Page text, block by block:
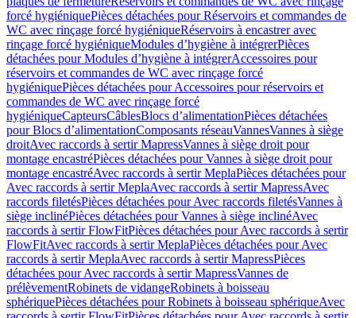
forcé hygiéniquePièces détachées pour Réservoirs et commandes de
WC avec rinçage forcé hygiéniqueRéservoirs à encastrer avec
rinçage forcé hygiéniqueModules d’hygiène à intégrerPièces
détachées pour Modules d’hygiène à intégrerAccessoires pour
réservoirs et commandes de WC avec rinçage forcé
hygiéniquePièces détachées pour Accessoires pour réservoirs et
commandes de WC avec rinçage forcé
hygiéniqueCapteursCâblesBlocs d’alimentationPièces détachées
pour Blocs d’alimentationComposants réseauVannesVannes à siège
droitAvec raccords à sertir MapressVannes à siège droit pour
montage encastréPièces détachées pour Vannes à siège droit pour
montage encastréAvec raccords à sertir MeplaPièces détachées pour
Avec raccords à sertir MeplaAvec raccords à sertir MapressAvec
raccords filetésPièces détachées pour Avec raccords filetésVannes à
siège inclinéPièces détachées pour Vannes à siège inclinéAvec
raccords à sertir FlowFitPièces détachées pour Avec raccords à sertir
FlowFitAvec raccords à sertir MeplaPièces détachées pour Avec
raccords à sertir MeplaAvec raccords à sertir MapressPièces
détachées pour Avec raccords à sertir MapressVannes de
prélèvementRobinets de vidangeRobinets à boisseau
sphériquePièces détachées pour Robinets à boisseau sphériqueAvec